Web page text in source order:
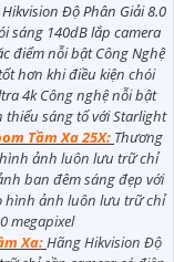
Độ Phân Giải 8.0
sáng 140dB lắp camera
điểm nỗi bật Công Nghệ
hơn khi điều kiện chói
4k Công nghệ nỗi bật
thiếu sáng tố với Starlight
Tầm Xa 25X: Thương
hình ảnh luôn lưu trữ chỉ
ban đêm sáng đẹp với
hình ảnh luôn lưu trữ chỉ
megapixel
Xa:Hãng Hikvision Độ